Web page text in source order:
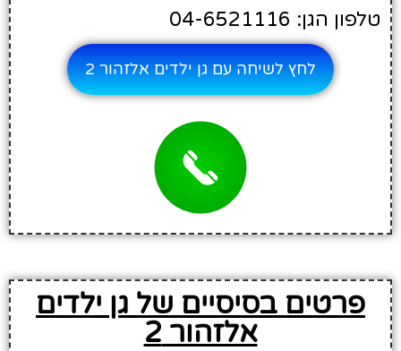
טלפון הגן: 04-6521116
לחץ לשיחה עם גן ילדים אלזהור 2
פרטים בסיסיים של גן ילדים
אלזהור 2